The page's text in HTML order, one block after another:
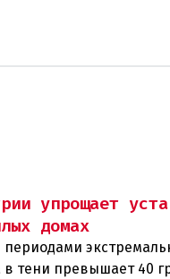
международных
упрощает
домах
периодами
тени превышает 40